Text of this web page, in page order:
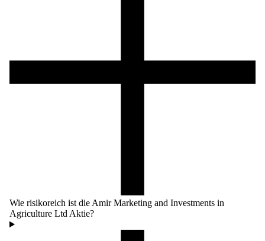
Wie risikoreich ist die Amir Marketing and Investments in
Agriculture Ltd Aktie?